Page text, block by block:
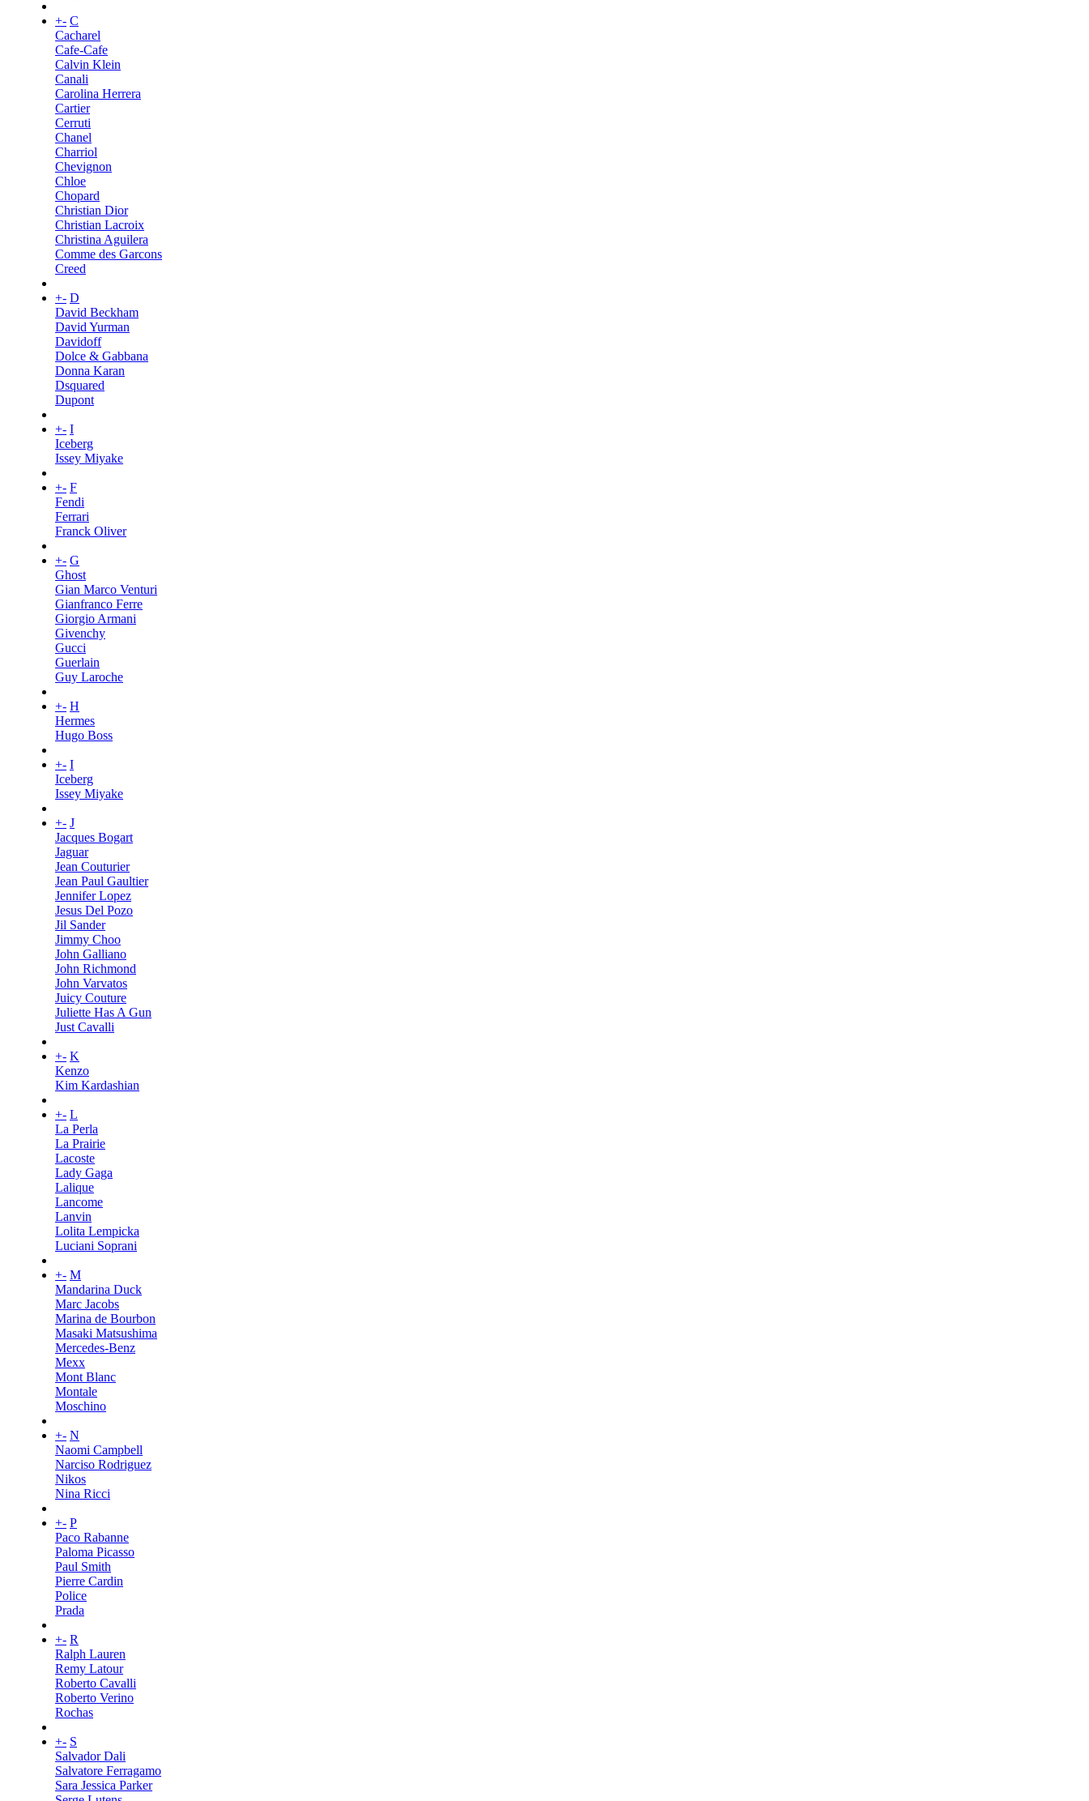
+- C
Cacharel
Cafe-Cafe
Calvin Klein
Canali
Carolina Herrera
Cartier
Cerruti
Chanel
Charriol
Chevignon
Chloe
Chopard
Christian Dior
Christian Lacroix
Christina Aguilera
Comme des Garcons
Creed
+- D
David Beckham
David Yurman
Davidoff
Dolce & Gabbana
Donna Karan
Dsquared
Dupont
+- I
Iceberg
Issey Miyake
+- F
Fendi
Ferrari
Franck Oliver
+- G
Ghost
Gian Marco Venturi
Gianfranco Ferre
Giorgio Armani
Givenchy
Gucci
Guerlain
Guy Laroche
+- H
Hermes
Hugo Boss
+- I
Iceberg
Issey Miyake
+- J
Jacques Bogart
Jaguar
Jean Couturier
Jean Paul Gaultier
Jennifer Lopez
Jesus Del Pozo
Jil Sander
Jimmy Choo
John Galliano
John Richmond
John Varvatos
Juicy Couture
Juliette Has A Gun
Just Cavalli
+- K
Kenzo
Kim Kardashian
+- L
La Perla
La Prairie
Lacoste
Lady Gaga
Lalique
Lancome
Lanvin
Lolita Lempicka
Luciani Soprani
+- M
Mandarina Duck
Marc Jacobs
Marina de Bourbon
Masaki Matsushima
Mercedes-Benz
Mexx
Mont Blanc
Montale
Moschino
+- N
Naomi Campbell
Narciso Rodriguez
Nikos
Nina Ricci
+- P
Paco Rabanne
Paloma Picasso
Paul Smith
Pierre Cardin
Police
Prada
+- R
Ralph Lauren
Remy Latour
Roberto Cavalli
Roberto Verino
Rochas
+- S
Salvador Dali
Salvatore Ferragamo
Sara Jessica Parker